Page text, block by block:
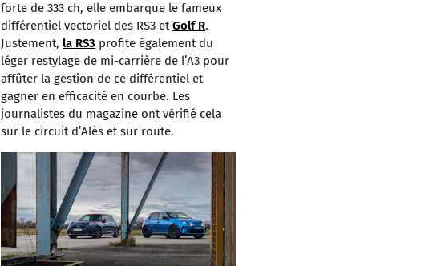
forte de 333 ch, elle embarque le fameux
différentiel vectoriel des RS3 etGolf R.
Justement, la RS3 profite également du
léger restylage de mi-carrière de l’A3 pour
affûter la gestion de ce différentiel et
gagner en efficacité en courbe. Les
journalistes du magazine ont vérifié cela
sur le circuit d’Alès et sur route.